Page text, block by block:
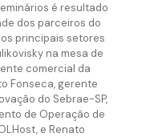
é resultado
dos parceiros do
principais setores
na mesa de
comercial da
Fonseca, gerente
do Sebrae-SP,
de Operação de
e Renato